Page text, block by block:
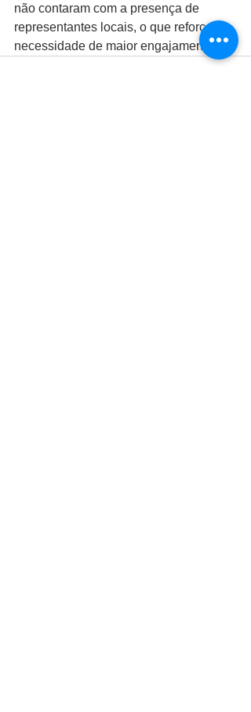
não contaram com a presença de
representantes locais, o que reforça a
necessidade de maior engajamento.